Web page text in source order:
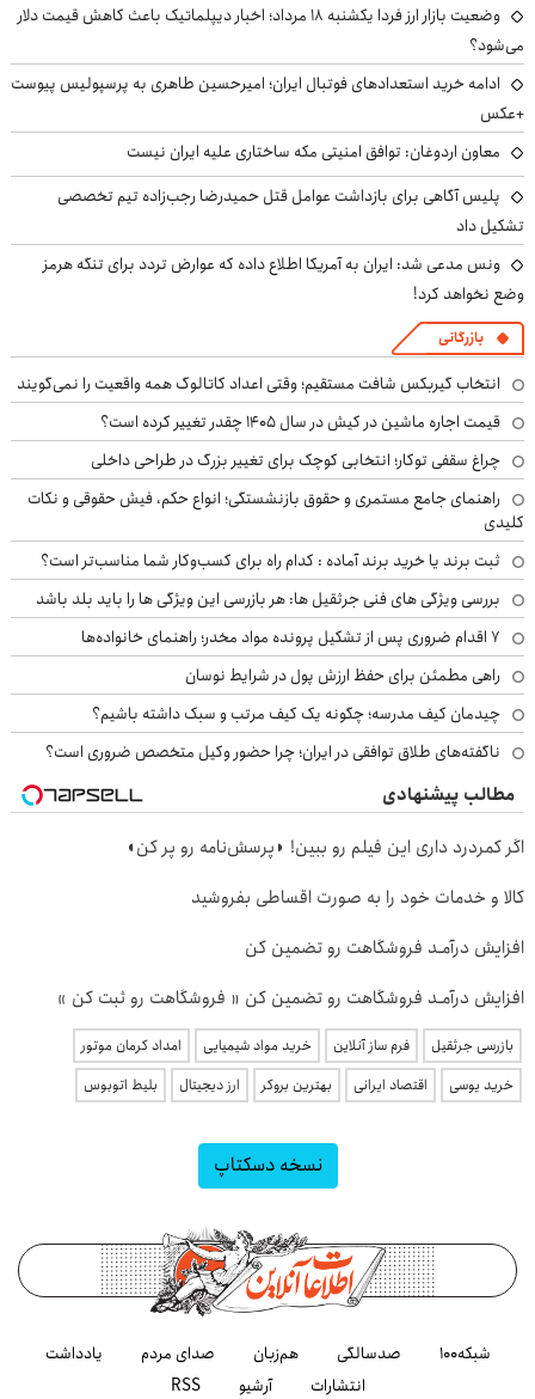
وضعیت بازار ارز فردا یکشنبه ۱۸ مرداد؛ اخبار دیپلماتیک باعث کاهش قیمت دلار
می‌شود؟
ادامه خرید استعدادهای فوتبال ایران؛ امیرحسین طاهری به پرسپولیس پیوست
+عکس
معاون اردوغان: توافق امنیتی مکه ساختاری علیه ایران نیست
پلیس آگاهی برای بازداشت عوامل قتل حمیدرضا رجب‌زاده تیم تخصصی
تشکیل داد
ونس مدعی شد: ایران به آمریکا اطلاع داده که عوارض تردد برای تنگه هرمز
وضع نخواهد کرد!
بازرگانی
انتخاب گیربکس شافت مستقیم؛ وقتی اعداد کاتالوگ همه واقعیت را نمی‌گویند
قیمت اجاره ماشین در کیش در سال ۱۴۰۵ چقدر تغییر کرده است؟
چراغ سقفی توکار؛ انتخابی کوچک برای تغییر بزرگ در طراحی داخلی
راهنمای جامع مستمری و حقوق بازنشستگی؛ انواع حکم، فیش حقوقی و نکات
کلیدی
ثبت برند یا خرید برند آماده : کدام راه برای کسب‌وکار شما مناسب‌تر است؟
بررسی ویژگی های فنی جرثقیل ها: هر بازرسی این ویژگی ها را باید بلد باشد
۷ اقدام ضروری پس از تشکیل پرونده مواد مخدر؛ راهنمای خانواده‌ها
راهی مطمئن برای حفظ ارزش پول در شرایط نوسان
چیدمان کیف مدرسه؛ چگونه یک کیف مرتب و سبک داشته باشیم؟
ناگفته‌های طلاق توافقی در ایران؛ چرا حضور وکیل متخصص ضروری است؟
مطالب پیشنهادی
اگر کمردرد داری این فیلم رو ببین! ◗پرسش‌نامه رو پر کن◖
کالا و خدمات خود را به صورت اقساطی بفروشید
افزایش درآمـد فروشگاهت رو تضمین کن
افزایش درآمـد فروشگاهت رو تضمین کن « فروشگاهت رو ثبت کن »
بازرسی جرثقیل فرم ساز آنلاین خرید مواد شیمیایی
امداد کرمان موتور
خرید یوسی
اقتصاد ایرانی بهترین بروکر ارز دیجیتال بلیط اتوبوس
نسخه دسکتاپ
شبکه۱۰۰ صدسالگی هم‌زبان صدای مردم
یادداشت
انتشارات
آرشیو RSS